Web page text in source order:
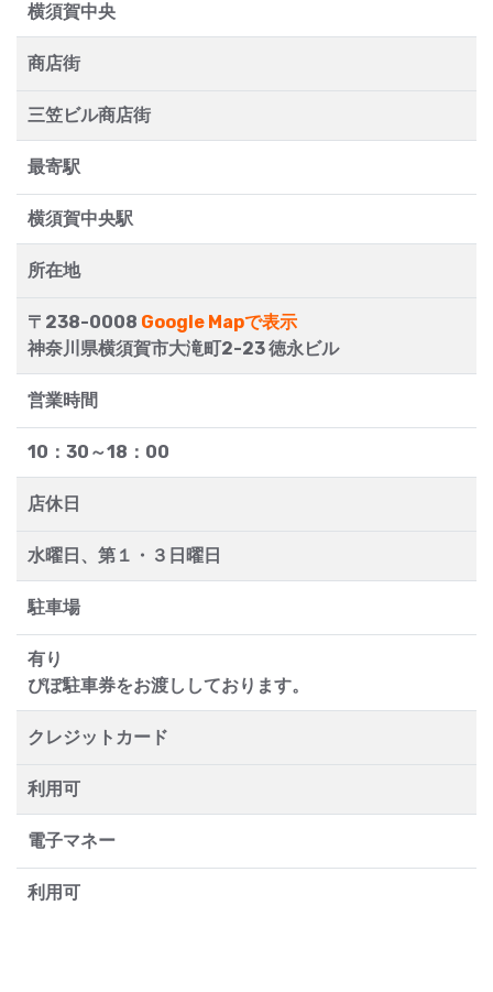
横須賀中央
商店街
三笠ビル商店街
最寄駅
横須賀中央駅
所在地
〒238-0008 Google Mapで表示
神奈川県横須賀市大滝町2-23 徳永ビル
営業時間
10：30～18：00
店休日
水曜日、第１・３日曜日
駐車場
有り
ぴぽ駐車券をお渡ししております。
クレジットカード
利用可
電子マネー
利用可